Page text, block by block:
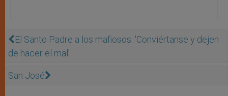
El Santo Padre a los mafiosos: 'Conviértanse y dejen
de hacer el mal'
San José